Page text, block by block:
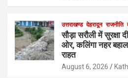
उत्तराखण्ड देहरादून राजनीति
सौड़ा सरौली में सुरक्षा
ओर, कलिंगा नहर
राहत
August 6, 2026